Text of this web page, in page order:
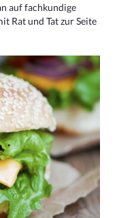
auf fachkundige
Rat und Tat zur Seite